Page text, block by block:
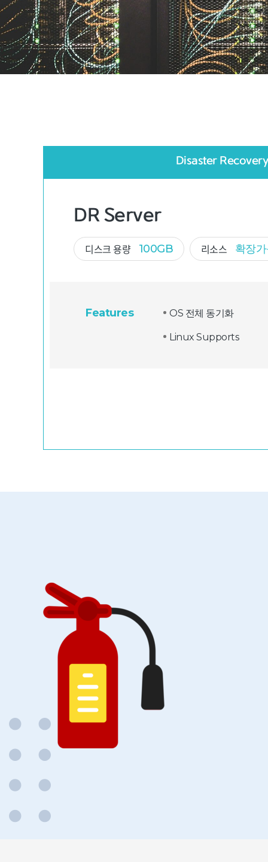
Disaster Recovery
DR Server
디스크 용량 100GB 리소스 확장
Features OS 전체 동기화
Linux Supports